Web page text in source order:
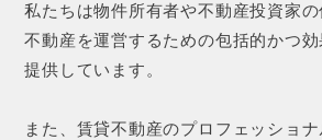
私たちは物件所有者や不動産投資家
不動産を運営するための包括的かつ
提供しています。
また、賃貸不動産のプロフェッショ